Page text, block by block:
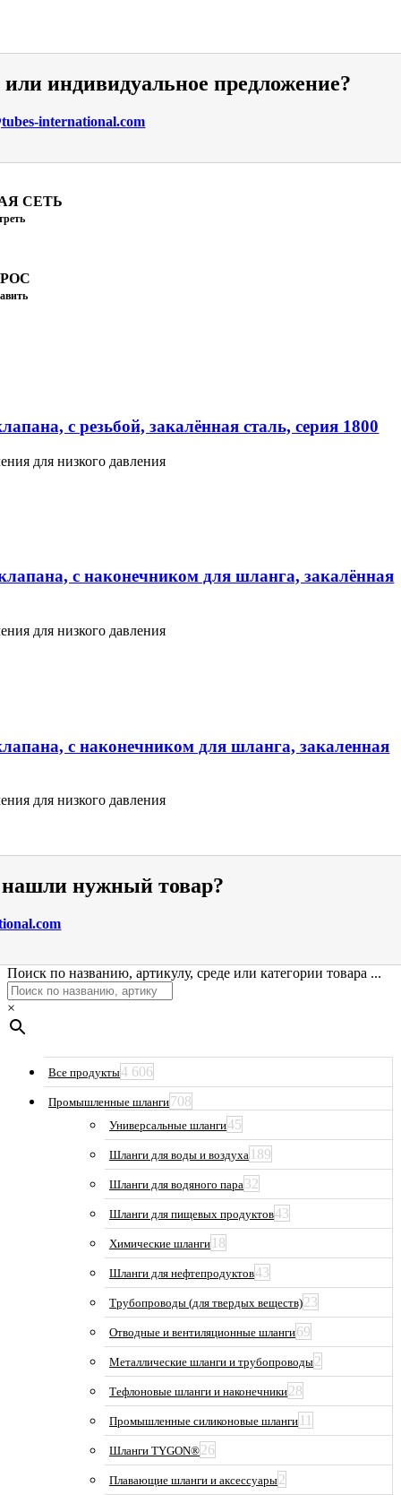
индивидуальное предложение?
international.com
СЕТЬ
с резьбой, закалённая сталь, серия 1800
для низкого давления
с наконечником для шланга, закалённая
для низкого давления
с наконечником для шланга, закаленная
для низкого давления
нужный товар?
Поиск по названию, артикулу, среде или категории товара ...
×
Все продукты4 606
Промышленные шланги708
Универсальные шланги45
Шланги для воды и воздуха 189
Шланги для водяного пара32
Шланги для пищевых продуктов43
Химические шланги 18
Шланги для нефтепродуктов43
Трубопроводы (для твердых веществ)23
Отводные и вентиляционные шланги69
Металлические шланги и трубопроводы2
Тефлоновые шланги и наконечники28
Промышленные силиконовые шланги 11
Шланги TYGON®26
Плавающие шланги и аксессуары2